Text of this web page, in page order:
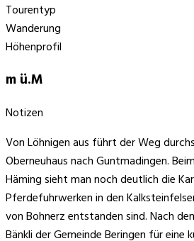
Tourentyp
Wanderung
Höhenprofil
m ü.M
Notizen
Von Löhnigen aus führt der Weg
Oberneuhaus nach Guntmadingen.
Häming sieht man noch deutlich die
Pferdefuhrwerken in den
von Bohnerz entstanden sind. Nach
Bänkli der Gemeinde Beringen für eine